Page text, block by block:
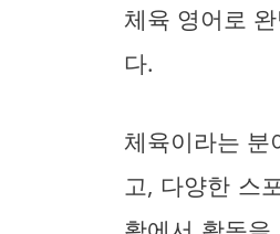
체육 영어로
다.
체육이라는 분
고, 다양한 스